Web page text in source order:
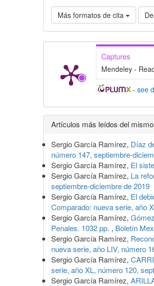
Más formatos de cita
Captures
Mendeley -
- see
Detalles
del
artículo
Artículos más leídos del
Sergio García Ramírez, Díaz
número 147, septiembre-
Sergio García Ramírez, El
Sergio García Ramírez, La
septiembre-diciembre de 2019
Sergio García Ramírez, El
Comparado: nueva serie, año
Sergio García Ramírez,
Penales. 1032 pp. , Boletín
Sergio García Ramírez,
nueva serie, año LIV, número
Sergio García Ramírez,
serie, año XL, número 120,
Sergio García Ramírez,